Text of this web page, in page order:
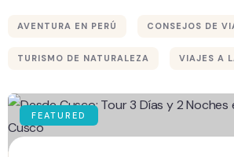
AVENTURA EN PERÚ CONSEJOS DE
TURISMO DE NATURALEZA VIAJES A
FEATURED